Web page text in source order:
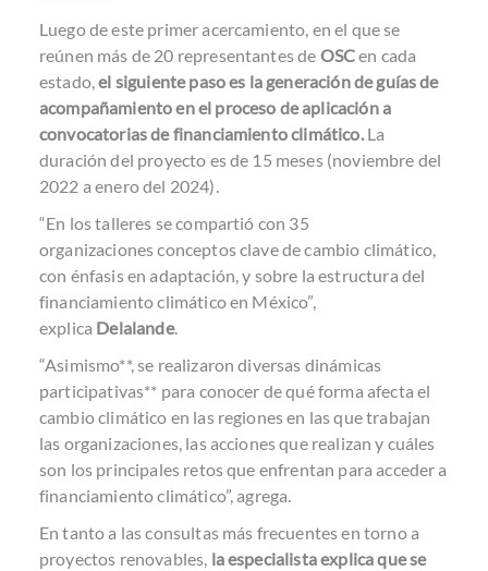
Luego de este primer acercamiento, en el que se
reúnen más de 20 representantes de OSCen cada
estado,el siguiente paso es la generación de guías de
acompañamiento en el proceso de aplicación a
convocatorias de financiamiento climático.La
duración del proyecto es de 15 meses (noviembre del
2022 a enero del 2024).
“En los talleres se compartió con 35
organizacionesconceptos clave de cambio climático,
con énfasis en adaptación, y sobre la estructura del
financiamiento climático en México”,
explica Delalande.
“Asimismo**, se realizaron diversas dinámicas
participativas** para conocer de qué forma afecta el
cambio climático en las regiones en las que trabajan
las organizaciones, las acciones que realizan y cuáles
son los principales retos que enfrentan para acceder a
financiamiento climático”, agrega.
En tanto a las consultas más frecuentes en torno a
proyectos renovables, la especialista explica que se